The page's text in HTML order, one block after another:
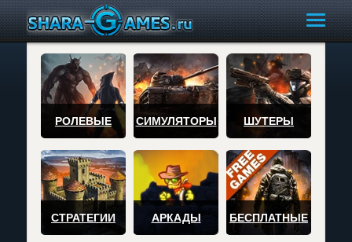
РОЛЕВЫЕ СИМУЛЯТОРЫ ШУТЕРЫ
СТРАТЕГИИ АРКАДЫ БЕСПЛАТНЫЕ